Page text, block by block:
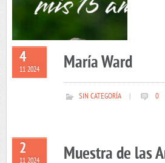
4
11 2024 María Ward
SIN CATEGORÍA 0
2 Muestra de las